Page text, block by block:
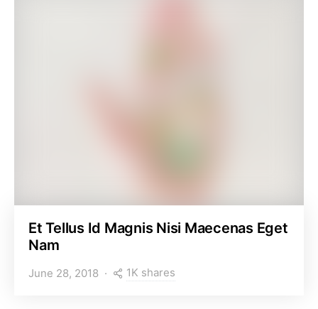
Et Tellus Id Magnis Nisi Maecenas Eget
Nam
June 28, 2018 1K shares